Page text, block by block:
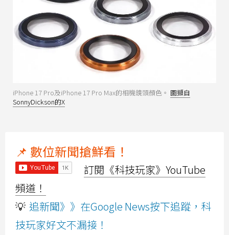
iPhone 17 Pro及iPhone 17 Pro Max的相機鏡頭顏色。 圖擷自
SonnyDickson的X
📌 數位新聞搶鮮看！
訂閱《科技玩家》YouTube
頻道！
💡 追新聞》》在Google News按下追蹤，科
技玩家好文不漏接！